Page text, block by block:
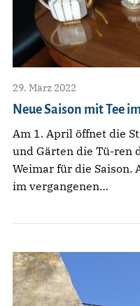
29. März 2022
Neue Saison mit Tee
Am 1. April öffnet die
und Gärten die Tü-ren
Weimar für die Saison.
im vergangenen…